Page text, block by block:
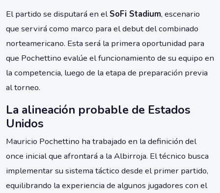
El partido se disputará en elSoFi Stadium, escenario
que servirá como marco para el debut del combinado
norteamericano. Esta será la primera oportunidad para
que Pochettino evalúe el funcionamiento de su equipo en
la competencia, luego de la etapa de preparación previa
al torneo.
La alineación probable de Estados
Unidos
Mauricio Pochettino ha trabajado en la definición del
once inicial que afrontará a la Albirroja. El técnico busca
implementar su sistema táctico desde el primer partido,
equilibrando la experiencia de algunos jugadores con el